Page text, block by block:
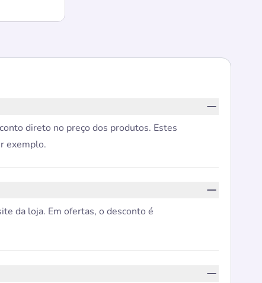
direto no preço dos produtos. Estes
exemplo.
da loja. Em ofertas, o desconto é